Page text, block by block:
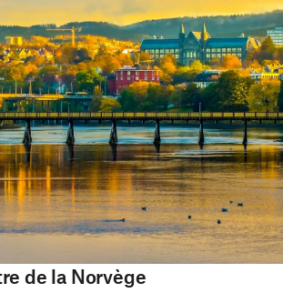
de la Norvège